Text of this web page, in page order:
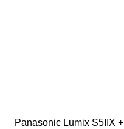
Panasonic Lumix S5IIX +